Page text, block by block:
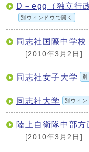
D－egg（独立行
別ウィンドウで開く
同志社国際中学校
[2010年3月2日]
同志社女子大学
同志社大学 別ウィン
陸上自衛隊中部方
[2010年3月2日]